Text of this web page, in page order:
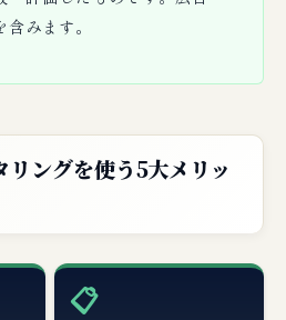
みます。
ングを使う5大メリッ
📋